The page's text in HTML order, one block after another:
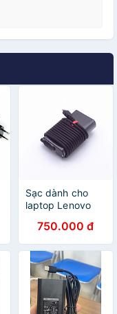
Sạc dành cho
laptop Lenovo
Charger for
ThinkPad X1
Tablet Type-C
Adapter Hàng
nhập khẩu.
750.000 đ